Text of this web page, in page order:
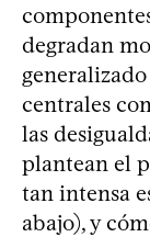
degradan
centrales
las
plantean el
tan intensa
abajo), y